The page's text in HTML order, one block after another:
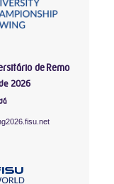
de Remo
2026